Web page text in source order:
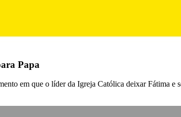
Papa
em que o líder da Igreja Católica deixar Fátima e